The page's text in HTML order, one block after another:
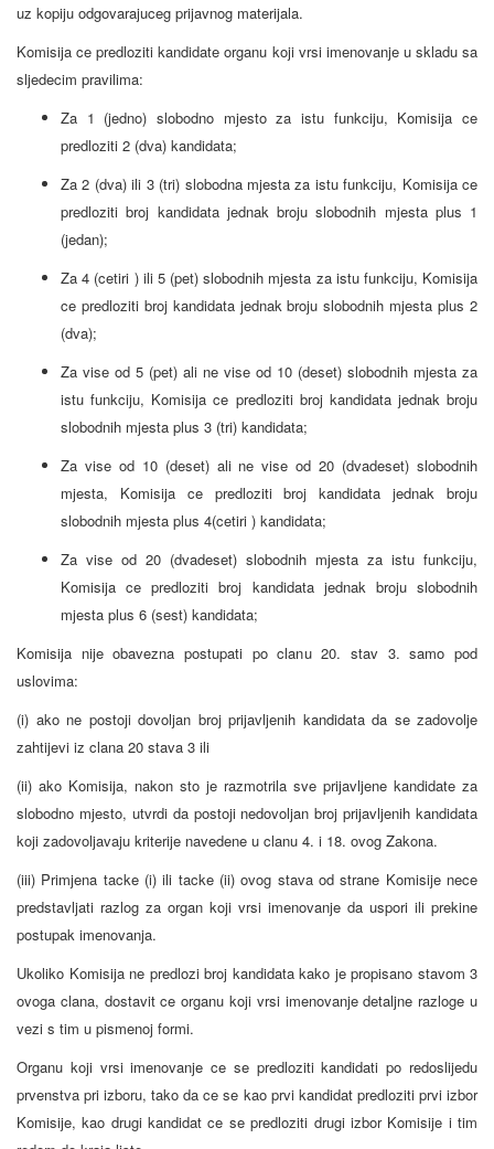
uz kopiju odgovarajuceg prijavnog materijala.
Komisija ce predloziti kandidate organu koji vrsi imenovanje u skladu sa
sljedecim pravilima:
Za 1 (jedno) slobodno mjesto za istu funkciju, Komisija ce
predloziti 2 (dva) kandidata;
Za 2 (dva) ili 3 (tri) slobodna mjesta za istu funkciju, Komisija ce
predloziti broj kandidata jednak broju slobodnih mjesta plus 1
(jedan);
Za 4 (cetiri ) ili 5 (pet) slobodnih mjesta za istu funkciju, Komisija
ce predloziti broj kandidata jednak broju slobodnih mjesta plus 2
(dva);
Za vise od 5 (pet) ali ne vise od 10 (deset) slobodnih mjesta za
istu funkciju, Komisija ce predloziti broj kandidata jednak broju
slobodnih mjesta plus 3 (tri) kandidata;
Za vise od 10 (deset) ali ne vise od 20 (dvadeset) slobodnih
mjesta, Komisija ce predloziti broj kandidata jednak broju
slobodnih mjesta plus 4(cetiri ) kandidata;
Za vise od 20 (dvadeset) slobodnih mjesta za istu funkciju,
Komisija ce predloziti broj kandidata jednak broju slobodnih
mjesta plus 6 (sest) kandidata;
Komisija nije obavezna postupati po clanu 20. stav 3. samo pod
uslovima:
(i) ako ne postoji dovoljan broj prijavljenih kandidata da se zadovolje
zahtijevi iz clana 20 stava 3 ili
(ii) ako Komisija, nakon sto je razmotrila sve prijavljene kandidate za
slobodno mjesto, utvrdi da postoji nedovoljan broj prijavljenih kandidata
koji zadovoljavaju kriterije navedene u clanu 4. i 18. ovog Zakona.
(iii) Primjena tacke (i) ili tacke (ii) ovog stava od strane Komisije nece
predstavljati razlog za organ koji vrsi imenovanje da uspori ili prekine
postupak imenovanja.
Ukoliko Komisija ne predlozi broj kandidata kako je propisano stavom 3
ovoga clana, dostavit ce organu koji vrsi imenovanje detaljne razloge u
vezi s tim u pismenoj formi.
Organu koji vrsi imenovanje ce se predloziti kandidati po redoslijedu
prvenstva pri izboru, tako da ce se kao prvi kandidat predloziti prvi izbor
Komisije, kao drugi kandidat ce se predloziti drugi izbor Komisije i tim